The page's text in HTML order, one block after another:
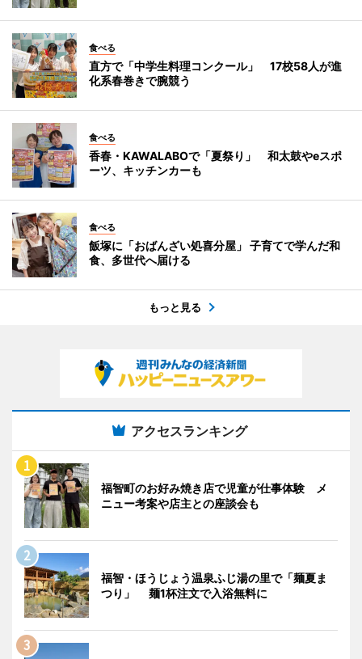
食べる
直方で「中学生料理コンクール」 17校58人が進
化系春巻きで腕競う
食べる
香春・KAWALABOで「夏祭り」 和太鼓やeスポ
ーツ、キッチンカーも
食べる
飯塚に「おばんざい処喜分屋」 子育てで学んだ和
食、多世代へ届ける
もっと見る
アクセスランキング
福智町のお好み焼き店で児童が仕事体験 メ
ニュー考案や店主との座談会も
福智・ほうじょう温泉ふじ湯の里で「麺夏ま
つり」 麺1杯注文で入浴無料に